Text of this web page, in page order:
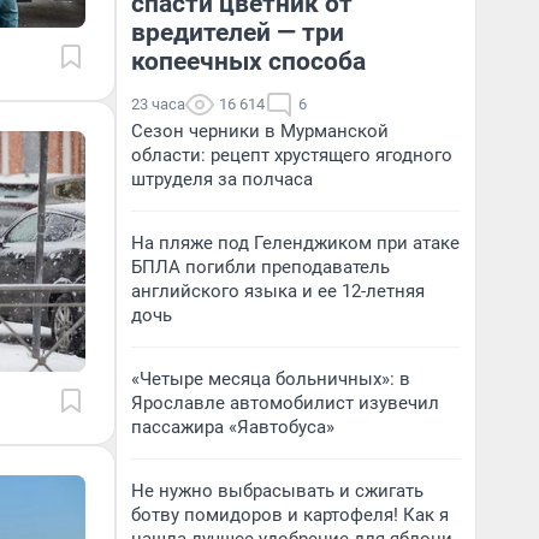
вредителей — три
копеечных способа
23 часа 16 614 6
Сезон черники в Мурманской
области: рецепт хрустящего ягодного
штруделя за полчаса
На пляже под Геленджиком при атаке
БПЛА погибли преподаватель
английского языка и ее 12-летняя
дочь
«Четыре месяца больничных»: в
Ярославле автомобилист изувечил
пассажира «Яавтобуса»
Не нужно выбрасывать и сжигать
ботву помидоров и картофеля! Как я